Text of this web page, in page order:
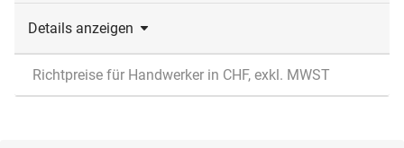
Details anzeigen
Richtpreise für Handwerker in CHF, exkl. MWST